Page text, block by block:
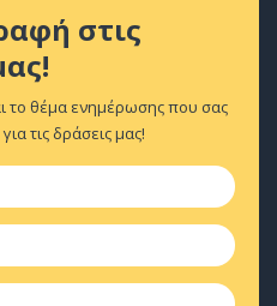
στις
το θέμα ενημέρωσης που σας
τις δράσεις μας!